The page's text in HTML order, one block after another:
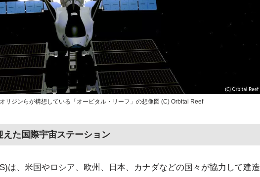
リジンらが構想している「オービタル・リーフ」の想像図 (C) Orbital Reef
た国際宇宙ステーション
は、米国やロシア、欧州、日本、カナダなどの国々が協力して建造